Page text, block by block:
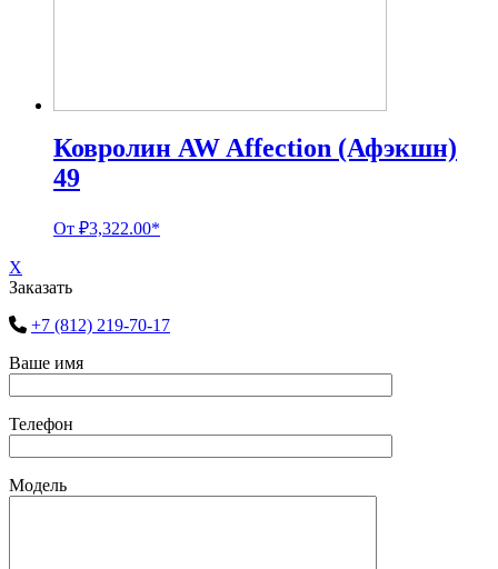
Ковролин AW Affection (Афэкшн)
49
От ₽3,322.00*
X
Заказать
+7 (812) 219-70-17
Ваше имя
Телефон
Модель